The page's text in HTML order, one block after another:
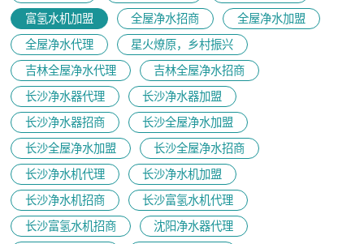
富氢水机加盟
全屋净水招商
全屋净水加盟
全屋净水代理
星火燎原，乡村振兴
吉林全屋净水代理
吉林全屋净水招商
长沙净水器代理
长沙净水器加盟
长沙净水器招商
长沙全屋净水加盟
长沙全屋净水加盟
长沙全屋净水招商
长沙净水机代理
长沙净水机加盟
长沙净水机招商
长沙富氢水机代理
长沙富氢水机招商
沈阳净水器代理